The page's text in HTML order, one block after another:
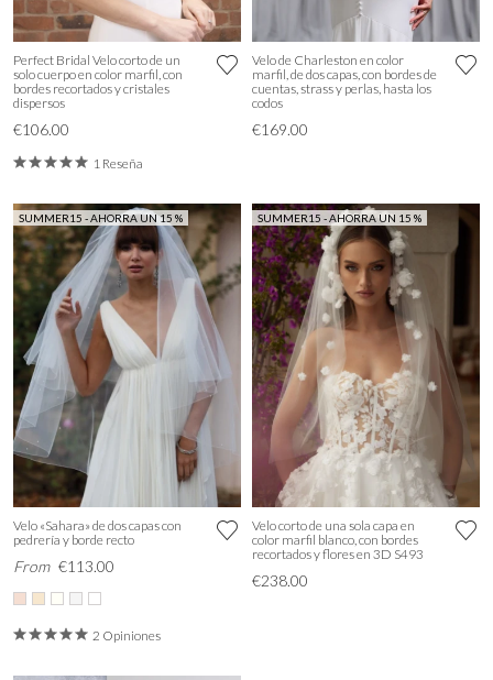
Perfect Bridal Velo corto de un
solo cuerpo en color marfil, con
bordes recortados y cristales
dispersos
€106.00
1 Reseña
Velo de Charleston en color
marfil, de dos capas, con bordes de
cuentas, strass y perlas, hasta los
codos
€169.00
SUMMER15 - AHORRA UN 15 %
Velo «Sahara» de dos capas con
pedrería y borde recto
From €113.00
2 Opiniones
SUMMER15 - AHORRA UN 15 %
Velo corto de una sola capa en
color marfil blanco, con bordes
recortados y flores en 3D S493
€238.00